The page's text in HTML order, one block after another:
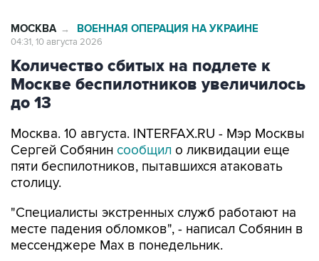
МОСКВА → ВОЕННАЯ ОПЕРАЦИЯ НА УКРАИНЕ
04:31, 10 августа 2026
Количество сбитых на подлете к
Москве беспилотников увеличилось
до 13
Москва. 10 августа. INTERFAX.RU - Мэр Москвы
Сергей Собянин сообщил о ликвидации еще
пяти беспилотников, пытавшихся атаковать
столицу.
"Специалисты экстренных служб работают на
месте падения обломков", - написал Собянин в
мессенджере Max в понедельник.